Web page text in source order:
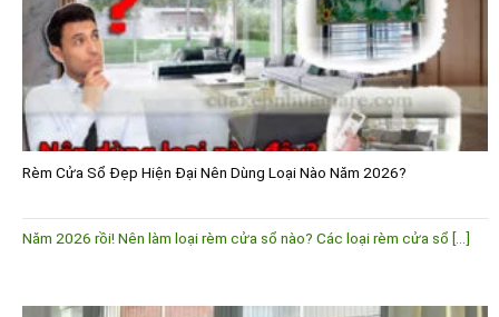
Rèm Cửa Sổ Đẹp Hiện Đại Nên Dùng Loại Nào Năm 2026?
Năm 2026 rồi! Nên làm loại rèm cửa sổ nào? Các loại rèm cửa sổ [...]